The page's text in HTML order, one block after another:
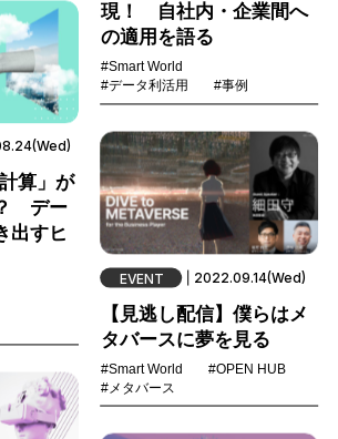
現！ 自社内・企業間へ
の適用を語る
#Smart World
#データ利活用
#事例
算」が
デー
出すヒ
EVENT 2022.09.14(Wed)
【見逃し配信】僕らはメ
タバースに夢を見る
#Smart World
#OPEN HUB
#メタバース